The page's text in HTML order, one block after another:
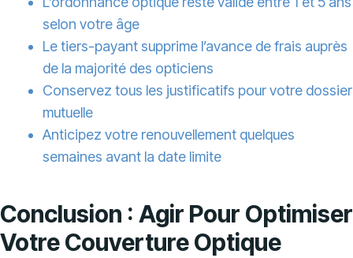
selon votre âge
Le tiers-payant supprime l’avance de frais auprès
de la majorité des opticiens
Conservez tous les justificatifs pour votre dossier
mutuelle
Anticipez votre renouvellement quelques
semaines avant la date limite
Conclusion : Agir Pour Optimiser
Votre Couverture Optique